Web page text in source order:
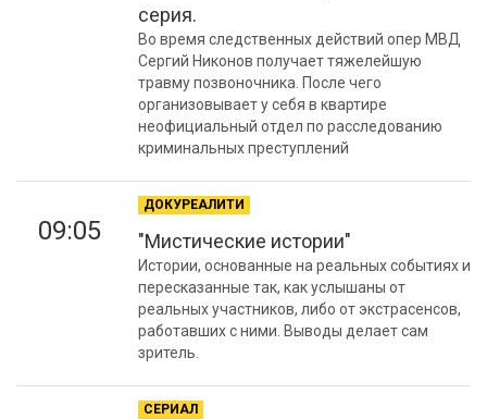
серия.
Во время следственных действий опер МВД
Сергий Никонов получает тяжелейшую
травму позвоночника. После чего
организовывает у себя в квартире
неофициальный отдел по расследованию
криминальных преступлений
09:05
ДОКУРЕАЛИТИ
"Мистические истории"
Истории, основанные на реальных событиях и
пересказанные так, как услышаны от
реальных участников, либо от экстрасенсов,
работавших с ними. Выводы делает сам
зритель.
СЕРИАЛ